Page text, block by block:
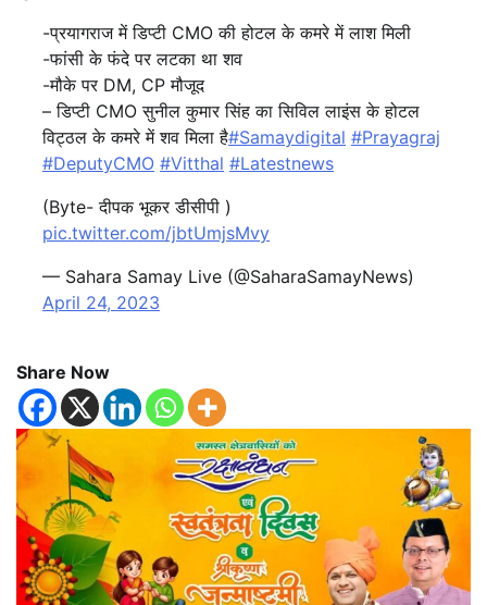
-प्रयागराज में डिप्टी CMO की होटल के कमरे में लाश मिली
-फांसी के फंदे पर लटका था शव
-मौके पर DM, CP मौजूद
– डिप्टी CMO सुनील कुमार सिंह का सिविल लाइंस के होटल
विट्ठल के कमरे में शव मिला है#Samaydigital #Prayagraj
#DeputyCMO #Vitthal #Latestnews
(Byte- दीपक भूकर डीसीपी )
pic.twitter.com/jbtUmjsMvy
— Sahara Samay Live (@SaharaSamayNews)
April 24, 2023
Share Now